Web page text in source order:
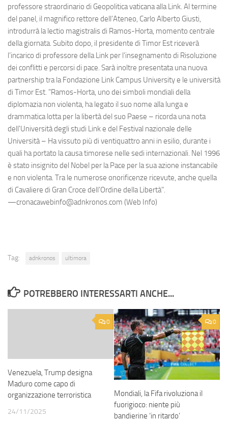
professore straordinario di Geopolitica vaticana alla Link. Al termine
del panel, il magnifico rettore dell’Ateneo, Carlo Alberto Giusti,
introdurrà la lectio magistralis di Ramos-Horta, momento centrale
della giornata. Subito dopo, il presidente di Timor Est riceverà
l’incarico di professore della Link per l’insegnamento di Risoluzione
dei conflitti e percorsi di pace. Sarà inoltre presentata una nuova
partnership tra la Fondazione Link Campus University e le università
di Timor Est. "Ramos-Horta, uno dei simboli mondiali della
diplomazia non violenta, ha legato il suo nome alla lunga e
drammatica lotta per la libertà del suo Paese – ricorda una nota
dell'Università degli studi Link e del Festival nazionale delle
Università – Ha vissuto più di ventiquattro anni in esilio, durante i
quali ha portato la causa timorese nelle sedi internazionali. Nel 1996
è stato insignito del Nobel per la Pace per la sua azione instancabile
e non violenta. Tra le numerose onorificenze ricevute, anche quella
di Cavaliere di Gran Croce dell’Ordine della Libertà".
—cronacawebinfo@adnkronos.com (Web Info)
Tag: adnkronos ultimora
POTREBBERO INTERESSARTI ANCHE...
0
Venezuela, Trump designa
Maduro come capo di
organizzazione terroristica
24/11/2025
0
Mondiali, la Fifa rivoluziona il
fuorigioco: niente più
bandierine ‘in ritardo’